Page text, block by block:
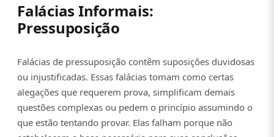
Falácias Informais:
Pressuposição
Falácias de pressuposição contêm suposições duvidosas
ou injustificadas. Essas falácias tomam como certas
alegações que requerem prova, simplificam demais
questões complexas ou pedem o princípio assumindo o
que estão tentando provar. Elas falham porque não